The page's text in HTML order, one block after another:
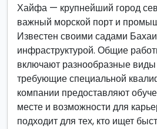
Хайфа — крупнейший город
важный морской порт и
Известен своими садами
инфраструктурой. Общие
включают разнообразные виды
требующие специальной
компании предоставляют
месте и возможности для
подходит для тех, кто ищет